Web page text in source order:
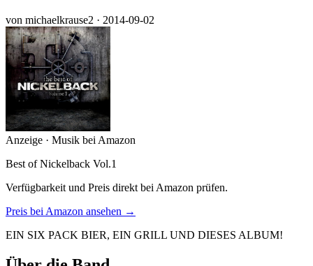
von michaelkrause2 · 2014-09-02
Anzeige · Musik bei Amazon
Best of Nickelback Vol.1
Verfügbarkeit und Preis direkt bei Amazon prüfen.
Preis bei Amazon ansehen →
EIN SIX PACK BIER, EIN GRILL UND DIESES ALBUM!